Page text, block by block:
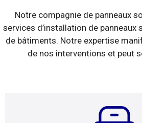
Notre compagnie de panneaux
services d’installation de panneaux
de bâtiments. Notre expertise
de nos interventions et peut